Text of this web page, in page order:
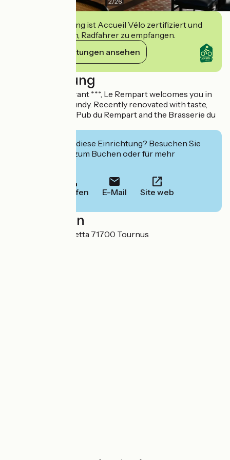
Diese Einrichtung ist Accueil Vélo zertifiziert und
verpflichtet sich, Radfahrer zu empfangen.
Ihre Verpflichtungen ansehen
Beschreibung
The hotel-restaurant ***, Le Rempart welcomes you in
the heart of Burgundy. Recently renovated with taste,
you can enjoy the Pub du Rempart and the Brasserie du
Interessiert Sie diese Einrichtung? Besuchen Sie
deren Website zum Buchen oder für mehr
Anrufen E-Mail Site web
Localisation
2-4, avenue Gambetta 71700 Tournus